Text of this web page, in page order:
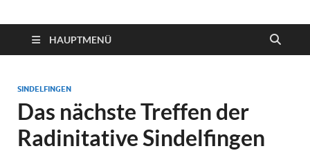
HAUPTMENÜ
SINDELFINGEN
Das nächste Treffen der
Radinitative Sindelfingen